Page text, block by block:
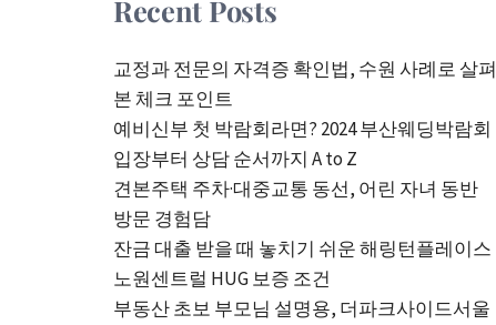
Recent Posts
교정과 전문의 자격증 확인법, 수원 사례로 살펴
본 체크 포인트
예비신부 첫 박람회라면? 2024 부산웨딩박람회
입장부터 상담 순서까지 A to Z
견본주택 주차·대중교통 동선, 어린 자녀 동반
방문 경험담
잔금 대출 받을 때 놓치기 쉬운 해링턴플레이스
노원센트럴 HUG 보증 조건
부동산 초보 부모님 설명용, 더파크사이드서울